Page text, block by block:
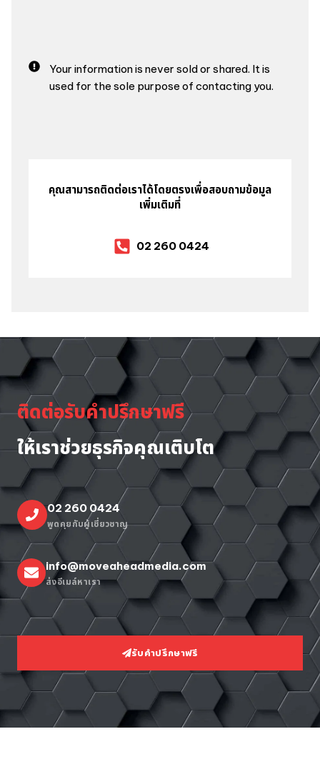
Your information is never sold or shared. It is
used for the sole purpose of contacting you.
คุณสามารถติดต่อเราได้โดยตรงเพื่อสอบถามข้อมูล
เพิ่มเติมที่
02 260 0424
ติดต่อรับคำปรึกษาฟรี
ให้เราช่วยธุรกิจคุณเติบโต
02 260 0424
พูดคุยกับผู้เชี่ยวชาญ
info@moveaheadmedia.com
ส่งอีเมล์หาเรา
รับคำปรึกษาฟรี